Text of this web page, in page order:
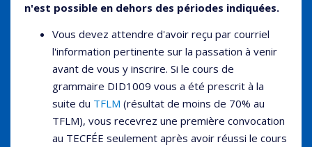
n'est possible en dehors des périodes indiquées.
Vous devez attendre d'avoir reçu par courriel
l'information pertinente sur la passation à venir
avant de vous y inscrire. Si le cours de
grammaire DID1009 vous a été prescrit à la
suite du TFLM (résultat de moins de 70% au
TFLM), vous recevrez une première convocation
au TECFÉE seulement après avoir réussi le cours